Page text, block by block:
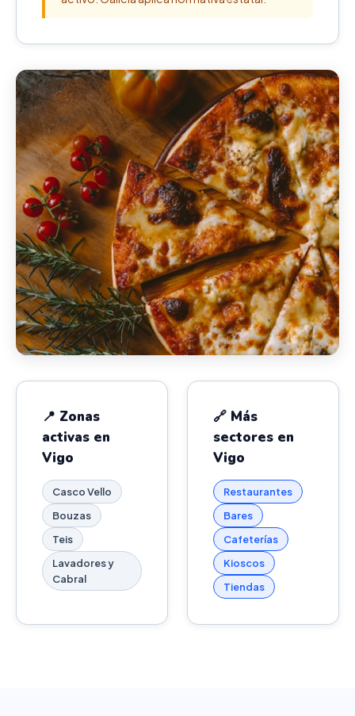
📍 Zonas
activas en
Vigo
Casco Vello
Bouzas
Teis
Lavadores y
Cabral
🔗 Más
sectores en
Vigo
Restaurantes
Bares
Cafeterías
Kioscos
Tiendas